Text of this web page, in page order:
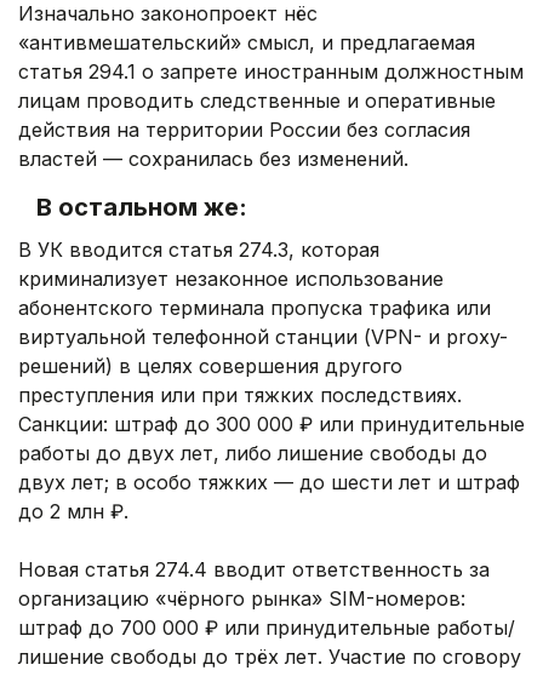
Изначально законопроект нёс
«антивмешательский» смысл, и предлагаемая
статья 294.1 о запрете иностранным должностным
лицам проводить следственные и оперативные
действия на территории России без согласия
властей — сохранилась без изменений.
В остальном же:
В УК вводится статья 274.3, которая
криминализует незаконное использование
абонентского терминала пропуска трафика или
виртуальной телефонной станции (VPN- и proxy-
решений) в целях совершения другого
преступления или при тяжких последствиях.
Санкции: штраф до 300 000 ₽ или принудительные
работы до двух лет, либо лишение свободы до
двух лет; в особо тяжких — до шести лет и штраф
до 2 млн ₽.
Новая статья 274.4 вводит ответственность за
организацию «чёрного рынка» SIM-номеров:
штраф до 700 000 ₽ или принудительные работы/
лишение свободы до трёх лет. Участие по сговору